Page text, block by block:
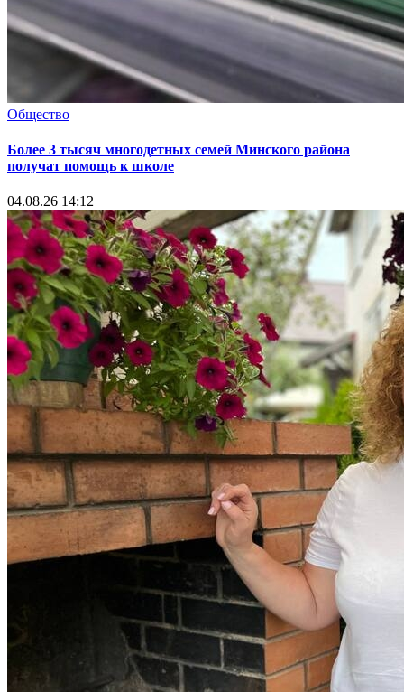
Общество
Более 3 тысяч многодетных семей Минского района
получат помощь к школе
04.08.26 14:12